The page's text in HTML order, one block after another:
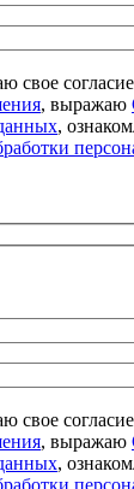
свое
, выражаю
,
свое
, выражаю
,